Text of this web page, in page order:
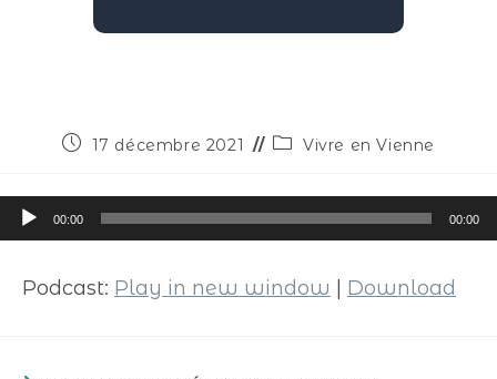
17 décembre 2021 Vivre en Vienne
Lecteur
audio
00:00 00:00
Podcast: Play in new window Download